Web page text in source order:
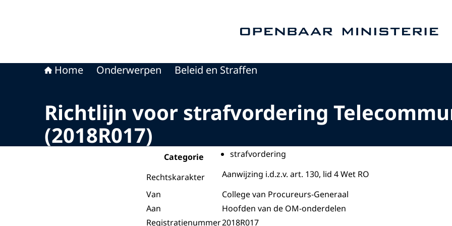
Home Onderwerpen Beleid en Straffen
Richtlijn voor strafvordering
(2018R017)
Categorie strafvordering
Rechtskarakter
Aanwijzing i.d.z.v. art. 130, lid 4 Wet RO
Van
College van Procureurs-Generaal
Aan
Hoofden van de OM-onderdelen
Registratienummer2018R017